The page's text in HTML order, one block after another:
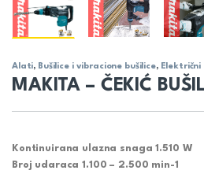
Alati, Bušilice i vibracione bušilice,
MAKITA – ČEKIĆ
Kontinuirana ulazna snaga 1.510 W
Broj udaraca 1.100 – 2.500 min-1